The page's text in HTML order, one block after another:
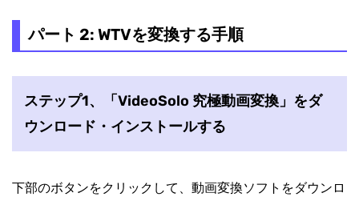
パート 2: WTVを変換する手順
ステップ1、「VideoSolo 究極動画変換」をダ
ウンロード・インストールする
下部のボタンをクリックして、動画変換ソフトをダウンロ